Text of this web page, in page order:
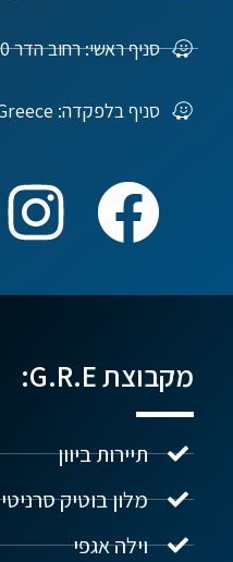
סניף ראשי: רחוב הדר 40, קיסריה
סניף בלפקדה: Ioannou Mela 6 , Lefkáda, Greece
מקבוצת G.R.E:
תיירות ביוון
מלון בוטיק סרניטי
וילה אגפי
נדל"ן ביוון G.R.E